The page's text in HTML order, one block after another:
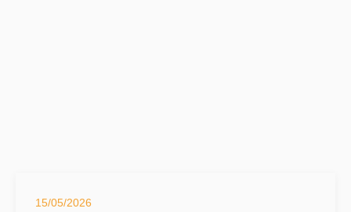
15/05/2026